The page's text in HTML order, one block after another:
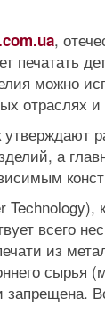
,
печатать
можно
отраслях и
а
всего
из
сырья